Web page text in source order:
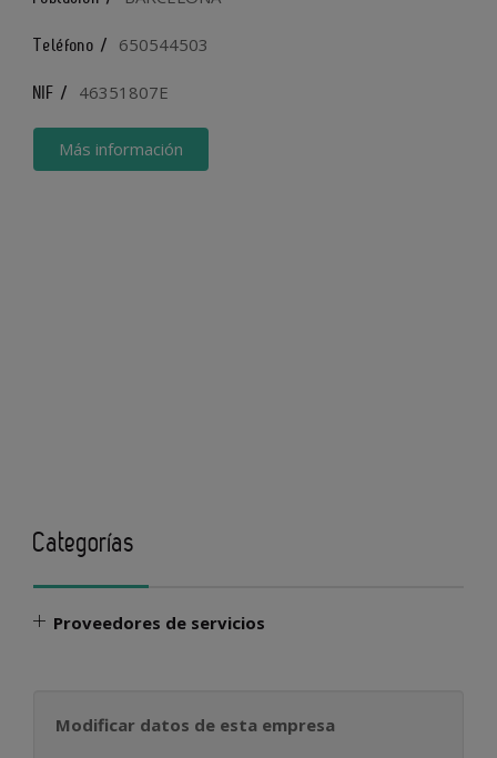
Teléfono / 650544503
NIF / 46351807E
Más información
Categorías
Proveedores de servicios
Modificar datos de esta empresa